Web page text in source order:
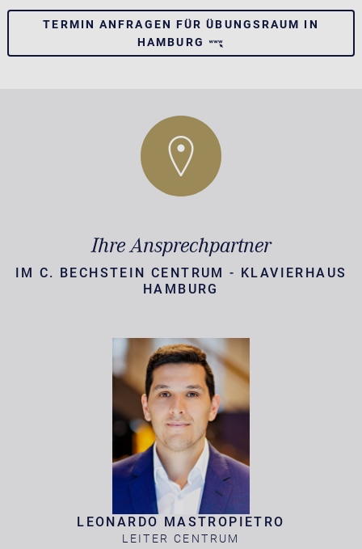
TERMIN ANFRAGEN FÜR ÜBUNGSRAUM IN
HAMBURG
Ihre Ansprechpartner
IM C. BECHSTEIN CENTRUM - KLAVIERHAUS
HAMBURG
LEONARDO MASTROPIETRO
LEITER CENTRUM